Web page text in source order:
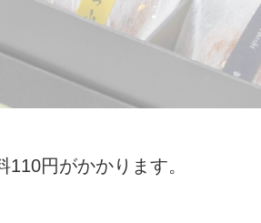
円がかかります。